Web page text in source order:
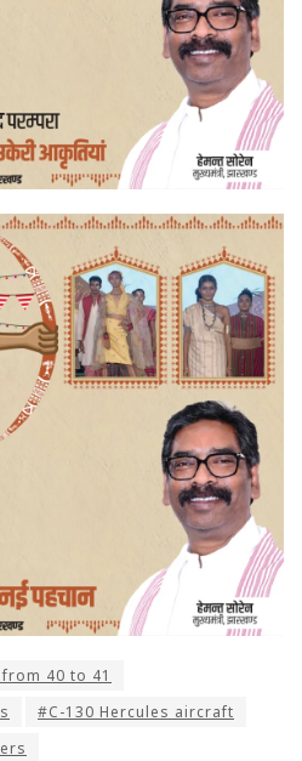
40 to 41
#C-130 Hercules aircraft